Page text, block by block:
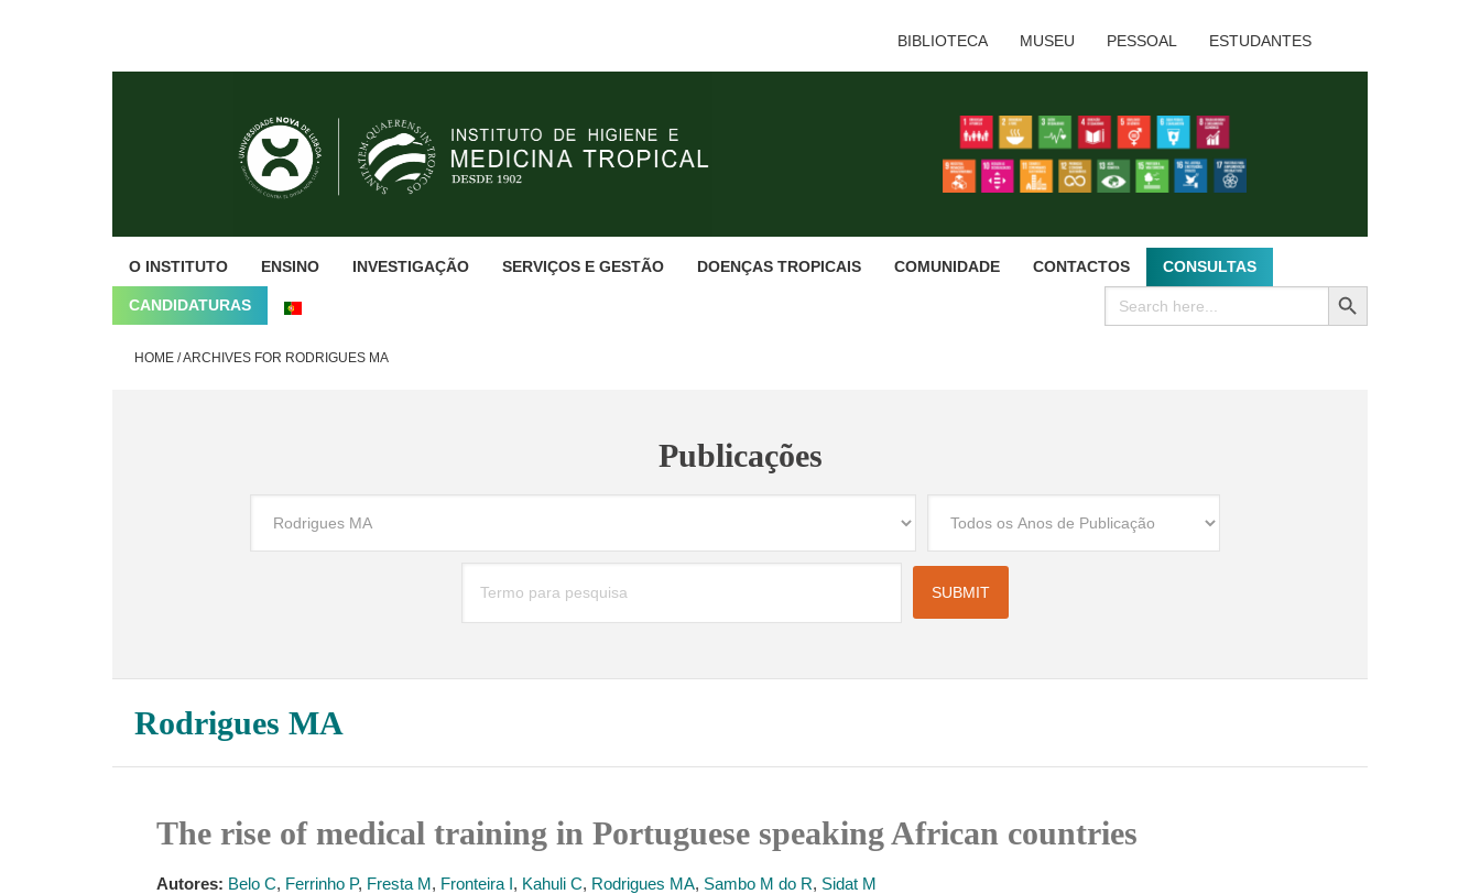
BIBLIOTECA MUSEU PESSOAL ESTUDANTES
O INSTITUTO ENSINO INVESTIGAÇÃO SERVIÇOS E GESTÃO DOENÇAS TROPICAIS COMUNIDADE CONTACTOS CONSULTAS
CANDIDATURAS
Search
for:
SEARCH BUTTON
HOME /ARCHIVES FOR RODRIGUES MA
Publicações
Rodrigues MA
The rise of medical training in Portuguese speaking African countries
Autores: Belo C, Ferrinho P, Fresta M, Fronteira I, Kahuli C, Rodrigues MA, Sambo M do R, Sidat M